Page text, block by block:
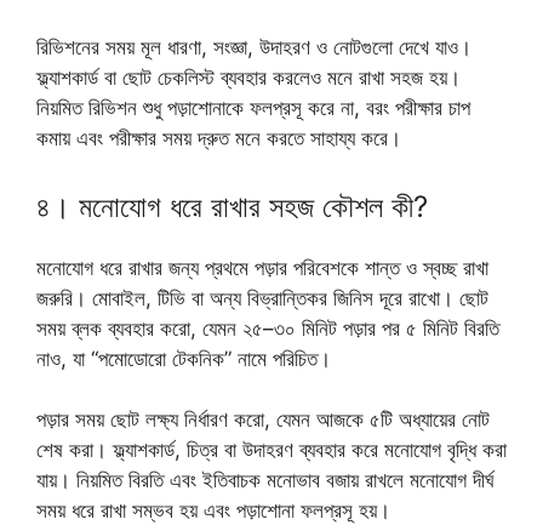
রিভিশনের সময় মূল ধারণা, সংজ্ঞা, উদাহরণ ও নোটগুলো দেখে যাও।
ফ্ল্যাশকার্ড বা ছোট চেকলিস্ট ব্যবহার করলেও মনে রাখা সহজ হয়।
নিয়মিত রিভিশন শুধু পড়াশোনাকে ফলপ্রসূ করে না, বরং পরীক্ষার চাপ
কমায় এবং পরীক্ষার সময় দ্রুত মনে করতে সাহায্য করে।
৪। মনোযোগ ধরে রাখার সহজ কৌশল কী?
মনোযোগ ধরে রাখার জন্য প্রথমে পড়ার পরিবেশকে শান্ত ও স্বচ্ছ রাখা
জরুরি। মোবাইল, টিভি বা অন্য বিভ্রান্তিকর জিনিস দূরে রাখো। ছোট
সময় ব্লক ব্যবহার করো, যেমন ২৫–৩০ মিনিট পড়ার পর ৫ মিনিট বিরতি
নাও, যা “পমোডোরো টেকনিক” নামে পরিচিত।
পড়ার সময় ছোট লক্ষ্য নির্ধারণ করো, যেমন আজকে ৫টি অধ্যায়ের নোট
শেষ করা। ফ্ল্যাশকার্ড, চিত্র বা উদাহরণ ব্যবহার করে মনোযোগ বৃদ্ধি করা
যায়। নিয়মিত বিরতি এবং ইতিবাচক মনোভাব বজায় রাখলে মনোযোগ দীর্ঘ
সময় ধরে রাখা সম্ভব হয় এবং পড়াশোনা ফলপ্রসূ হয়।